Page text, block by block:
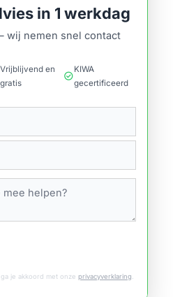
in 1 werkdag
wij nemen snel contact
Vrijblijvend en
gratis
check_circle
KIWA
gecertificeerd
je akkoord met onze privacyverklaring